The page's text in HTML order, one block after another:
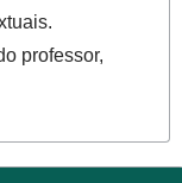
professor,